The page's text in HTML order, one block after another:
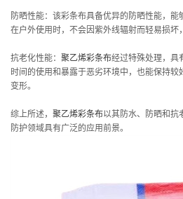
防晒性能：该彩条布具备优异的防晒性能，能
在户外使用时，不会因紫外线辐射而轻易损坏
抗老化性能： 聚乙烯彩条布经过特殊处理，具
时间的使用和暴露于恶劣环境中，也能保持
变形。
综上所述， 聚乙烯彩条布以其防水、防晒和抗
防护领域具有广泛的应用前景。